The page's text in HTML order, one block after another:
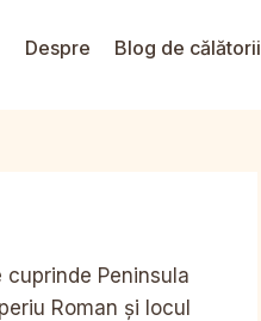
Despre Blog de călătorii
Peninsula
Roman și locul